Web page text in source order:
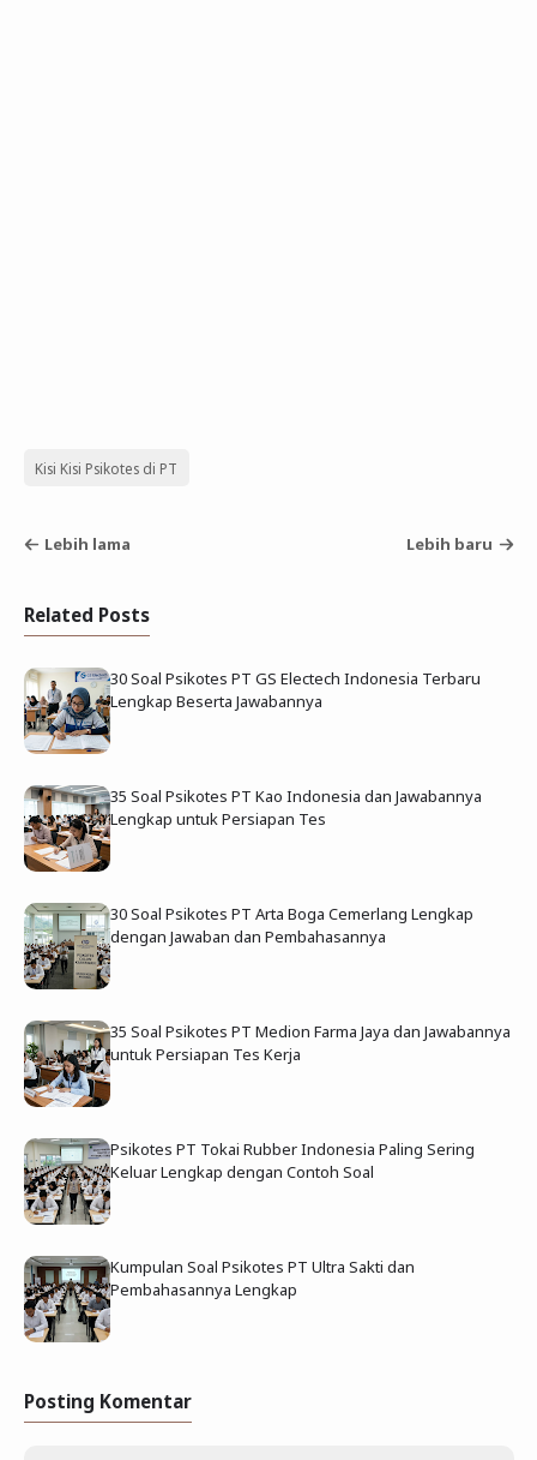
Kisi Kisi Psikotes di PT
Lebih lama Lebih baru
Related Posts
30 Soal Psikotes PT GS Electech Indonesia Terbaru
Lengkap Beserta Jawabannya
35 Soal Psikotes PT Kao Indonesia dan Jawabannya
Lengkap untuk Persiapan Tes
30 Soal Psikotes PT Arta Boga Cemerlang Lengkap
dengan Jawaban dan Pembahasannya
35 Soal Psikotes PT Medion Farma Jaya dan Jawabannya
untuk Persiapan Tes Kerja
Psikotes PT Tokai Rubber Indonesia Paling Sering
Keluar Lengkap dengan Contoh Soal
Kumpulan Soal Psikotes PT Ultra Sakti dan
Pembahasannya Lengkap
Posting Komentar